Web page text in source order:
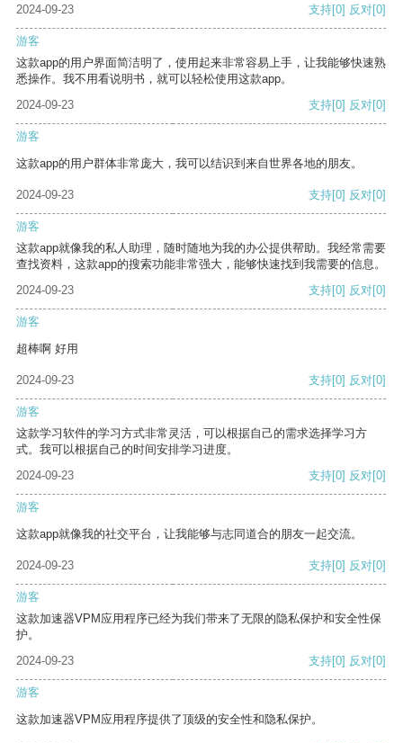
2024-09-23
支持[0] 反对[0]
游客
这款app的用户界面简洁明了，使用起来非常容易上手，让我能够快速熟
悉操作。我不用看说明书，就可以轻松使用这款app。
2024-09-23
支持[0] 反对[0]
游客
这款app的用户群体非常庞大，我可以结识到来自世界各地的朋友。
2024-09-23 支持[0] 反对[0]
游客
这款app就像我的私人助理，随时随地为我的办公提供帮助。我经常需要
查找资料，这款app的搜索功能非常强大，能够快速找到我需要的信息。
2024-09-23
支持[0] 反对[0]
游客
超棒啊 好用
2024-09-23 支持[0] 反对[0]
游客
这款学习软件的学习方式非常灵活，可以根据自己的需求选择学习方
式。我可以根据自己的时间安排学习进度。
2024-09-23
支持[0] 反对[0]
游客
这款app就像我的社交平台，让我能够与志同道合的朋友一起交流。
2024-09-23 支持[0] 反对[0]
游客
这款加速器VPM应用程序已经为我们带来了无限的隐私保护和安全性保
护。
2024-09-23
支持[0] 反对[0]
游客
这款加速器VPM应用程序提供了顶级的安全性和隐私保护。